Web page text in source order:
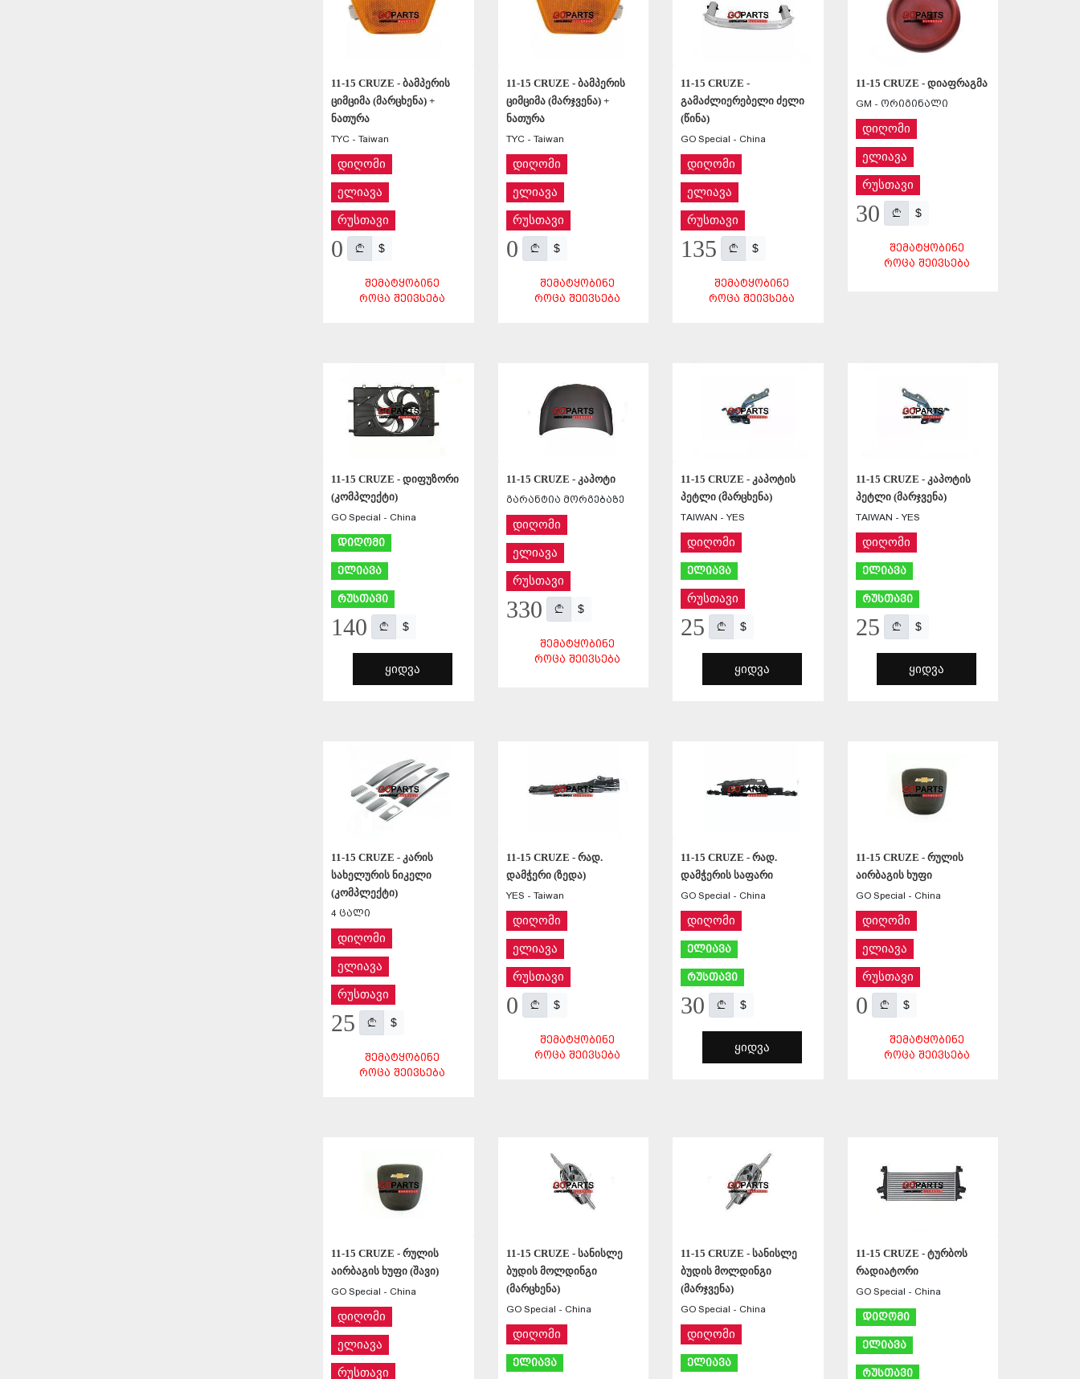
11-15 CRUZE - ბამპერის
ციმციმა (მარცხენა) +
ნათურა
TYC - Taiwan
დიღომი
ელიავა
რუსთავი
0 $
ᲨᲔᲛᲐᲢᲧᲝᲑᲘᲜᲔ
ᲠᲝᲪᲐ ᲨᲔᲘᲕᲡᲔᲑᲐ
11-15 CRUZE - ბამპერის
ციმციმა (მარჯვენა) +
ნათურა
TYC - Taiwan
დიღომი
ელიავა
რუსთავი
0 $
ᲨᲔᲛᲐᲢᲧᲝᲑᲘᲜᲔ
ᲠᲝᲪᲐ ᲨᲔᲘᲕᲡᲔᲑᲐ
11-15 CRUZE -
გამაძლიერებელი ძელი
(წინა)
GO Special - China
დიღომი
ელიავა
რუსთავი
135 $
ᲨᲔᲛᲐᲢᲧᲝᲑᲘᲜᲔ
ᲠᲝᲪᲐ ᲨᲔᲘᲕᲡᲔᲑᲐ
11-15 CRUZE - დიაფრაგმა
GM - ორიგინალი
დიღომი
ელიავა
რუსთავი
30 $
ᲨᲔᲛᲐᲢᲧᲝᲑᲘᲜᲔ
ᲠᲝᲪᲐ ᲨᲔᲘᲕᲡᲔᲑᲐ
11-15 CRUZE - დიფუზორი
(კომპლექტი)
GO Special - China
დიღომი
ელიავა
რუსთავი
140 $
ᲧᲘᲓᲕᲐ
11-15 CRUZE - კაპოტი
გარანტია მორგებაზე
დიღომი
ელიავა
რუსთავი
330 $
ᲨᲔᲛᲐᲢᲧᲝᲑᲘᲜᲔ
ᲠᲝᲪᲐ ᲨᲔᲘᲕᲡᲔᲑᲐ
11-15 CRUZE - კაპოტის
პეტლი (მარცხენა)
TAIWAN - YES
დიღომი
ელიავა
რუსთავი
25 $
ᲧᲘᲓᲕᲐ
11-15 CRUZE - კაპოტის
პეტლი (მარჯვენა)
TAIWAN - YES
დიღომი
ელიავა
რუსთავი
25 $
ᲧᲘᲓᲕᲐ
11-15 CRUZE - კარის
სახელურის ნიკელი
(კომპლექტი)
4 ცალი
დიღომი
ელიავა
რუსთავი
25 $
ᲨᲔᲛᲐᲢᲧᲝᲑᲘᲜᲔ
ᲠᲝᲪᲐ ᲨᲔᲘᲕᲡᲔᲑᲐ
11-15 CRUZE - რად.
დამჭერი (ზედა)
YES - Taiwan
დიღომი
ელიავა
რუსთავი
0 $
ᲨᲔᲛᲐᲢᲧᲝᲑᲘᲜᲔ
ᲠᲝᲪᲐ ᲨᲔᲘᲕᲡᲔᲑᲐ
11-15 CRUZE - რად.
დამჭერის საფარი
GO Special - China
დიღომი
ელიავა
რუსთავი
30 $
ᲧᲘᲓᲕᲐ
11-15 CRUZE - რულის
აირბაგის ხუფი
GO Special - China
დიღომი
ელიავა
რუსთავი
0 $
ᲨᲔᲛᲐᲢᲧᲝᲑᲘᲜᲔ
ᲠᲝᲪᲐ ᲨᲔᲘᲕᲡᲔᲑᲐ
11-15 CRUZE - რულის
აირბაგის ხუფი (შავი)
GO Special - China
დიღომი
ელიავა
რუსთავი
11-15 CRUZE - სანისლე
ბუდის მოლდინგი
(მარცხენა)
GO Special - China
დიღომი
ელიავა
11-15 CRUZE - სანისლე
ბუდის მოლდინგი
(მარჯვენა)
GO Special - China
დიღომი
ელიავა
11-15 CRUZE - ტურბოს
რადიატორი
GO Special - China
დიღომი
ელიავა
რუსთავი